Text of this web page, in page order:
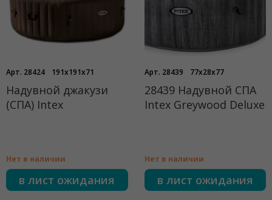
Арт. 28424 191x191x71
Надувной джакузи
(СПА) Intex
Нет в наличии
в лист ожидания
Арт. 28439 77x28x77
28439 Надувной СПА
Intex Greywood Deluxe
Нет в наличии
в лист ожидания